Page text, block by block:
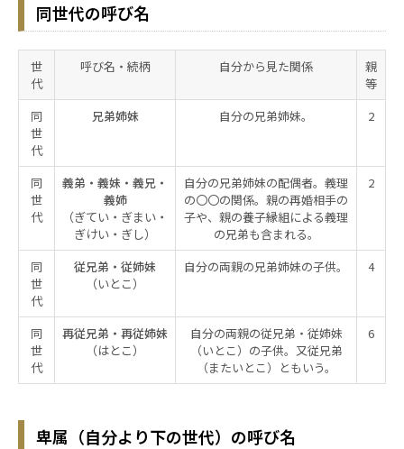
同世代の呼び名
世
代
呼び名・続柄 自分から見た関係
親
等
同
世
代
兄弟姉妹 自分の兄弟姉妹。 2
同
世
代
義弟・義妹・義兄・
義姉
（ぎてい・ぎまい・
ぎけい・ぎし）
自分の兄弟姉妹の配偶者。義理
の〇〇の関係。親の再婚相手の
子や、親の養子縁組による義理
の兄弟も含まれる。
2
同
世
代
従兄弟・従姉妹
（いとこ）
自分の両親の兄弟姉妹の子供。 4
同
世
代
再従兄弟・再従姉妹
（はとこ）
自分の両親の従兄弟・従姉妹
（いとこ）の子供。又従兄弟
（またいとこ）ともいう。
6
卑属（自分より下の世代）の呼び名